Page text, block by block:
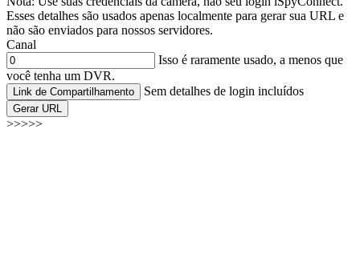
Esses detalhes são usados apenas localmente para gerar sua URL e
não são enviados para nossos servidores.
Canal
Isso é raramente usado, a menos que
você tenha um DVR.
Link de Compartilhamento Sem detalhes de login incluídos
Gerar URL
>>>>>